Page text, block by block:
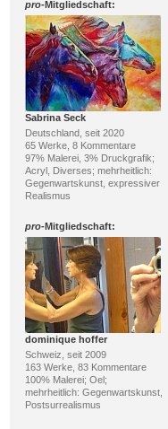
pro-Mitgliedschaft:
Sabrina Seck
Deutschland, seit 2020
65 Werke, 8 Kommentare
97% Malerei, 3% Druckgrafik;
Acryl, Diverses; mehrheitlich:
Gegenwartskunst, expressiver
Realismus
pro-Mitgliedschaft:
dominique hoffer
Schweiz, seit 2009
163 Werke, 83 Kommentare
100% Malerei; Oel;
mehrheitlich: Gegenwartskunst,
Postsurrealismus